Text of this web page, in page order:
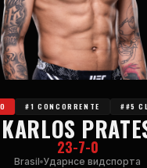
#1 CONCORRENTE ##5
KARLOS
23-7-0
Brasil Ударнсе видспорта